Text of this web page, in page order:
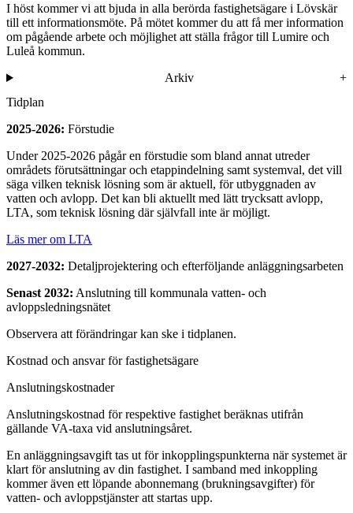
I höst kommer vi att bjuda in alla berörda fastighetsägare i Lövskär
till ett informationsmöte. På mötet kommer du att få mer information
om pågående arbete och möjlighet att ställa frågor till Lumire och
Luleå kommun.
Arkiv
Tidplan
2025-2026: Förstudie
Under 2025-2026 pågår en förstudie som bland annat utreder
områdets förutsättningar och etappindelning samt systemval, det vill
säga vilken teknisk lösning som är aktuell, för utbyggnaden av
vatten och avlopp. Det kan bli aktuellt med lätt trycksatt avlopp,
LTA, som teknisk lösning där självfall inte är möjligt.
Läs mer om LTA
2027-2032: Detaljprojektering och efterföljande anläggningsarbeten
Senast 2032: Anslutning till kommunala vatten- och
avloppsledningsnätet
Observera att förändringar kan ske i tidplanen.
Kostnad och ansvar för fastighetsägare
Anslutningskostnader
Anslutningskostnad för respektive fastighet beräknas utifrån
gällande VA-taxa vid anslutningsåret.
En anläggningsavgift tas ut för inkopplingspunkterna när systemet är
klart för anslutning av din fastighet. I samband med inkoppling
kommer även ett löpande abonnemang (brukningsavgifter) för
vatten- och avloppstjänster att startas upp.